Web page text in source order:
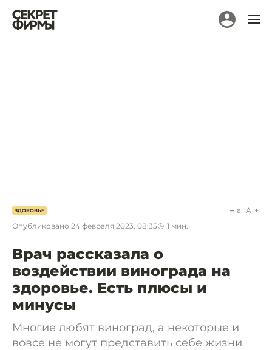
ЗДОРОВЬЕ
Опубликовано 24 февраля 2023, 08:35 1 мин.
a A
Врач рассказала о
воздействии винограда на
здоровье. Есть плюсы и
минусы
Многие любят виноград, а некоторые и
вовсе не могут представить себе жизни